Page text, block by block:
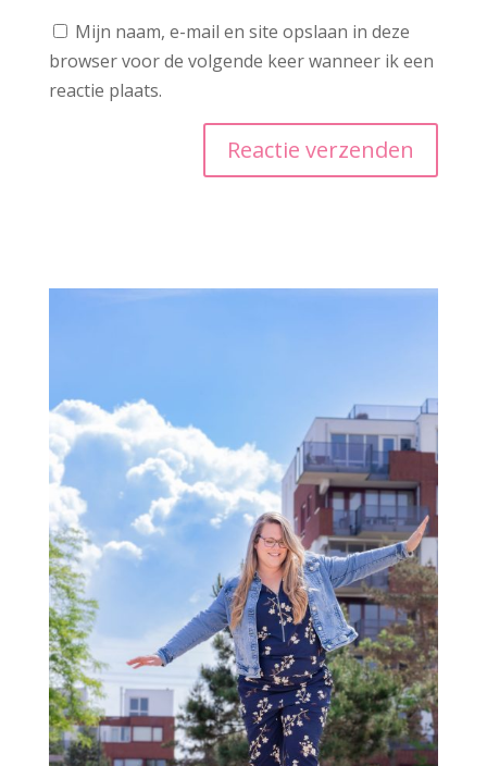
Mijn naam, e-mail en site opslaan in deze
browser voor de volgende keer wanneer ik een
reactie plaats.
i
v
e
: